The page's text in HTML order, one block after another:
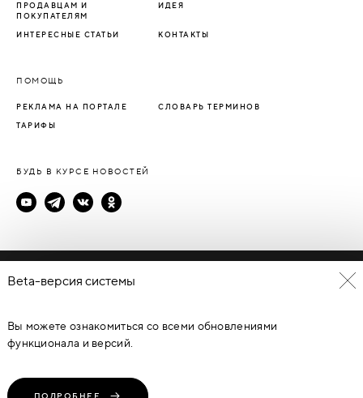
ПРОДАВЦАМ И
ПОКУПАТЕЛЯМ
ИДЕЯ
ИНТЕРЕСНЫЕ СТАТЬИ КОНТАКТЫ
ПОМОЩЬ
РЕКЛАМА НА ПОРТАЛЕ СЛОВАРЬ ТЕРМИНОВ
ТАРИФЫ
БУДЬ В КУРСЕ НОВОСТЕЙ
Политика конфиденциальности
© Каталог дверей - DverProf, 2021-2026Материалы сайта
являются объектами авторского права. Запрещается
копирование, распространение, любое использование
ФЕДЕРАЦИИ ОТ 09.07.93Г. №5351-1 “ОБ АВТОРСКОМ ПРАВЕ И
СМЕЖНЫХ ПРАВАХ” (с изменениями от 19 июля 1995 г., 20 июля
Beta-версия системы
Вы можете ознакомиться со всеми обновлениями
функционала и версий.
ПОДРОБНЕЕ